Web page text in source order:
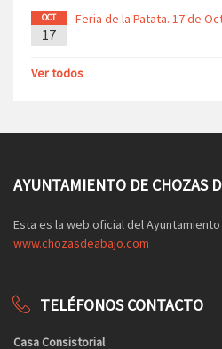
OCT
17
Feria de la Patata. 17 de
Ver todos
AYUNTAMIENTO DE CHOZAS
Esta es la web oficial del
www.chozasdeabajo.com
TELÉFONOS CONTACTO
Casa Consistorial